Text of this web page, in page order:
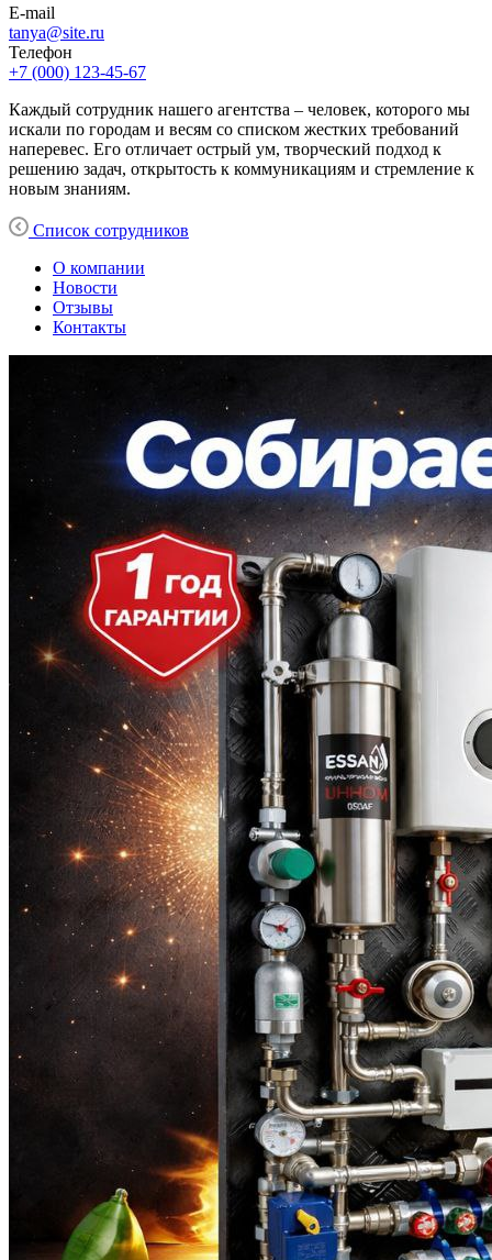
E-mail
tanya@site.ru
Телефон
+7 (000) 123-45-67
Каждый сотрудник нашего агентства – человек, которого мы
искали по городам и весям со списком жестких требований
наперевес. Его отличает острый ум, творческий подход к
решению задач, открытость к коммуникациям и стремление к
новым знаниям.
Список сотрудников
О компании
Новости
Отзывы
Контакты